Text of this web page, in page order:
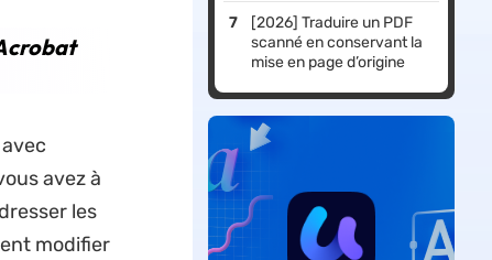
avez à
les
modifier
[2026] Traduire un PDF
scanné en conservant la
mise en page d’origine